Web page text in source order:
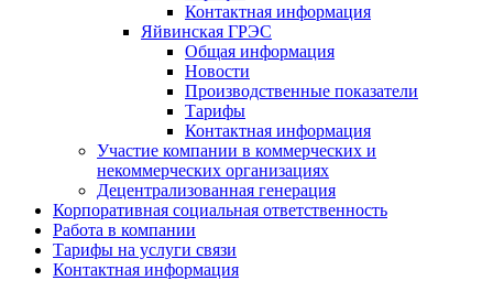
Контактная информация
Яйвинская ГРЭС
Общая информация
Новости
Производственные показатели
Тарифы
Контактная информация
Участие компании в коммерческих и
некоммерческих организациях
Децентрализованная генерация
Корпоративная социальная ответственность
Работа в компании
Тарифы на услуги связи
Контактная информация